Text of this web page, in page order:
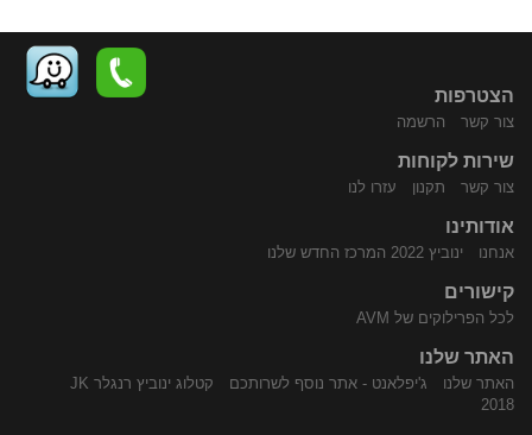
הצטרפות
צור קשר הרשמה
שירות לקוחות
צור קשר תקנון עזרו לנו
אודותינו
אנחנו ינוביץ 2022 המרכז החדש שלנו
קישורים
לכל הפרילוקים של AVM
האתר שלנו
האתר שלנו ג'יפלאנט - אתר נוסף לשרותכם
קטלוג ינוביץ רנגלר JK
2018